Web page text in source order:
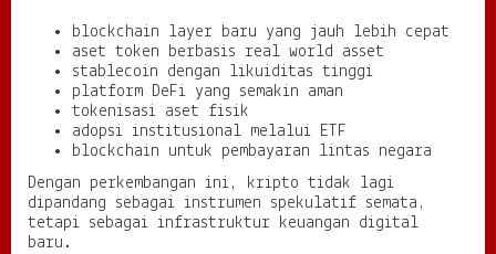
blockchain layer baru yang jauh lebih cepat
aset token berbasis real world asset
stablecoin dengan likuiditas tinggi
platform DeFi yang semakin aman
tokenisasi aset fisik
adopsi institusional melalui ETF
blockchain untuk pembayaran lintas negara
Dengan perkembangan ini, kripto tidak lagi
dipandang sebagai instrumen spekulatif semata,
tetapi sebagai infrastruktur keuangan digital
baru.